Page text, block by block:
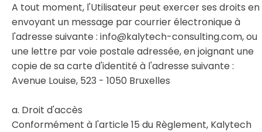
A tout moment, l'Utilisateur peut exercer ses droits en
envoyant un message par courrier électronique à
l'adresse suivante : info@kalytech-consulting.com, ou
une lettre par voie postale adressée, en joignant une
copie de sa carte d'identité à l'adresse suivante :
Avenue Louise, 523 - 1050 Bruxelles
a. Droit d'accès
Conformément à l'article 15 du Règlement, Kalytech